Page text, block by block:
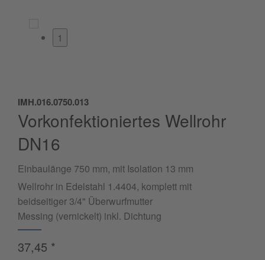
1
IMH.016.0750.013
Vorkonfektioniertes Wellrohr
DN16
Einbaulänge 750 mm, mit Isolation 13 mm
Wellrohr in Edelstahl 1.4404, komplett mit
beidseitiger 3/4" Überwurfmutter
Messing (vernickelt) inkl. Dichtung
37,45 *